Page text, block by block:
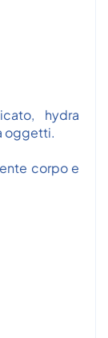
hydra
oggetti.
corpo e